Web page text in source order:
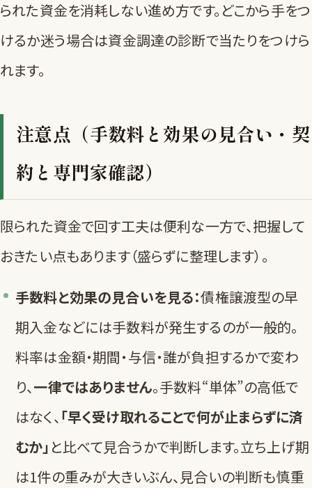
られた資金を消耗しない進め方です。どこから手をつ
けるか迷う場合は資金調達の診断で当たりをつけら
れます。
注意点（手数料と効果の見合い・契
約と専門家確認）
限られた資金で回す工夫は便利な一方で、把握して
おきたい点もあります（盛らずに整理します）。
手数料と効果の見合いを見る：債権譲渡型の早
期入金などには手数料が発生するのが一般的。
料率は金額・期間・与信・誰が負担するかで変わ
り、一律ではありません。手数料“単体”の高低で
はなく、「早く受け取れることで何が止まらずに済
むか」 と比べて見合うかで判断します。立ち上げ期
は1件の重みが大きいぶん、見合いの判断も慎重